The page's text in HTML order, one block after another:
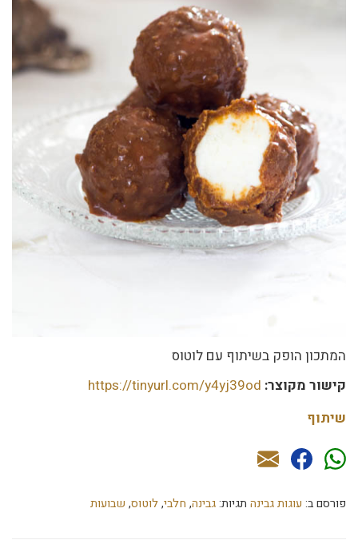
המתכון הופק בשיתוף עם לוטוס
קישור מקוצר: https://tinyurl.com/y4yj39od
שיתוף
פורסם ב: עוגות גבינה תגיות:גבינה, חלבי,לוטוס, שבועות